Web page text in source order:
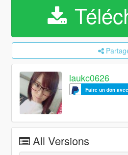
laukc0626
Faire un don avec
All Versions